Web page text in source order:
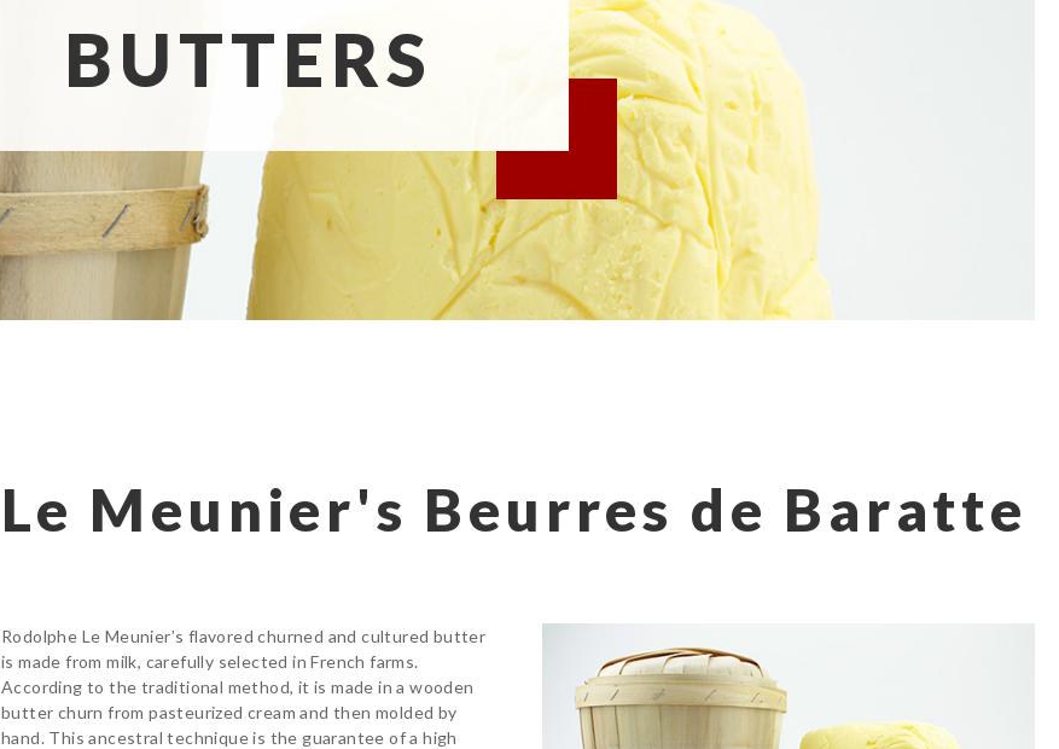
BUTTERS
Le Meunier's Beurres de Baratte
Rodolphe Le Meunier’s flavored churned and cultured butter
is made from milk, carefully selected in French farms.
According to the traditional method, it is made in a wooden
butter churn from pasteurized cream and then molded by
hand. This ancestral technique is the guarantee of a high